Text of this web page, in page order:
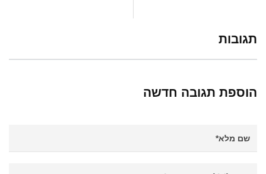
תגובות
הוספת תגובה חדשה